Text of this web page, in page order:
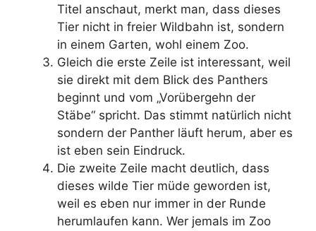
Titel anschaut, merkt man, dass dieses
Tier nicht in freier Wildbahn ist, sondern
in einem Garten, wohl einem Zoo.
Gleich die erste Zeile ist interessant, weil
sie direkt mit dem Blick des Panthers
beginnt und vom „Vorübergehn der
Stäbe“ spricht. Das stimmt natürlich nicht
sondern der Panther läuft herum, aber es
ist eben sein Eindruck.
Die zweite Zeile macht deutlich, dass
dieses wilde Tier müde geworden ist,
weil es eben nur immer in der Runde
herumlaufen kann. Wer jemals im Zoo